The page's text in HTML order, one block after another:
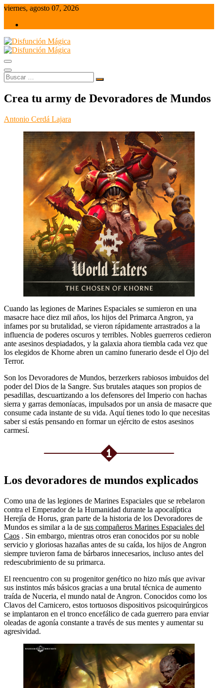
Saltar
contenido
viernes, agosto 07, 2026
Disfunción Mágica
Juegos de mesa y Wargames
Buscar
…
Crea tu army de Devoradores de Mundos
Antonio Cerdá Lajara
Cuando las legiones de Marines Espaciales se sumieron en una
masacre hace diez mil años, los hijos del Primarca Angron, ya
infames por su brutalidad, se vieron rápidamente arrastrados a la
influencia de poderes oscuros y terribles. Nobles guerreros cedieron
ante asesinos despiadados, y la galaxia ahora tiembla cada vez que
los elegidos de Khorne abren un camino funerario desde el Ojo del
Terror.
Son los Devoradores de Mundos, berzerkers rabiosos imbuidos del
poder del Dios de la Sangre. Sus brutales ataques son propios de
pesadillas, descuartizando a los defensores del Imperio con hachas
sierra y garras demoníacas, impulsados ​​por un ansia de masacre que
consume cada instante de su vida. Aquí tienes todo lo que necesitas
saber si estás pensando en formar un ejército de estos asesinos
carmesí.
Los devoradores de mundos explicados
Como una de las legiones de Marines Espaciales que se rebelaron
contra el Emperador de la Humanidad durante la apocalíptica
Herejía de Horus, gran parte de la historia de los Devoradores de
Mundos es similar a la de sus compañeros Marines Espaciales del
Caos . Sin embargo, mientras otros eran conocidos por su noble
servicio y gloriosas hazañas antes de su caída, los hijos de Angron
siempre tuvieron fama de bárbaros innecesarios, incluso antes del
redescubrimiento de su primarca.
El reencuentro con su progenitor genético no hizo más que avivar
sus instintos más básicos gracias a una brutal técnica de aumento
traída de Nuceria, el mundo natal de Angron. Conocidos como los
Clavos del Carnicero, estos tortuosos dispositivos psicoquirúrgicos
se implantaron en el tronco encefálico de cada guerrero para enviar
oleadas de agonía constante a través de sus mentes y aumentar su
agresividad.